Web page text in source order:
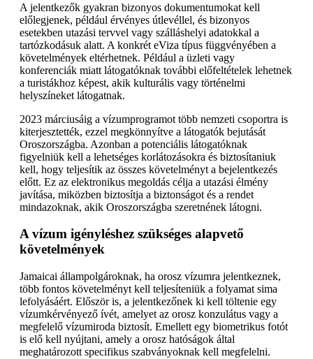
A jelentkezők gyakran bizonyos dokumentumokat kell
előlegjenek, például érvényes útlevéllel, és bizonyos
esetekben utazási tervvel vagy szálláshelyi adatokkal a
tartózkodásuk alatt. A konkrét eViza típus függvényében a
követelmények eltérhetnek. Például a üzleti vagy
konferenciák miatt látogatóknak további előfeltételek lehetnek
a turistákhoz képest, akik kulturális vagy történelmi
helyszíneket látogatnak.
2023 márciusáig a vízumprogramot több nemzeti csoportra is
kiterjesztették, ezzel megkönnyítve a látogatók bejutását
Oroszországba. Azonban a potenciális látogatóknak
figyelniük kell a lehetséges korlátozásokra és biztosítaniuk
kell, hogy teljesítik az összes követelményt a bejelentkezés
előtt. Ez az elektronikus megoldás célja a utazási élmény
javítása, miközben biztosítja a biztonságot és a rendet
mindazoknak, akik Oroszországba szeretnének látogni.
A vízum igényléshez szükséges alapvető
követelmények
Jamaicai állampolgároknak, ha orosz vízumra jelentkeznek,
több fontos követelményt kell teljesíteniük a folyamat sima
lefolyásáért. Először is, a jelentkezőnek ki kell töltenie egy
vízumkérvényező ívét, amelyet az orosz konzulátus vagy a
megfelelő vízumiroda biztosít. Emellett egy biometrikus fotót
is elő kell nyújtani, amely a orosz hatóságok által
meghatározott specifikus szabványoknak kell megfelelni.